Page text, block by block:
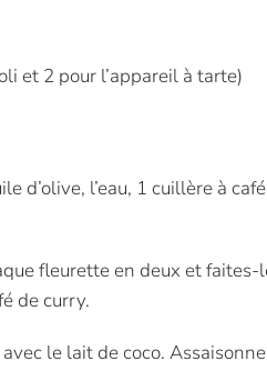
et 2 pour l’appareil à tarte)
d’olive, l’eau, 1 cuillère à
fleurette en deux et
de curry.
le lait de coco.